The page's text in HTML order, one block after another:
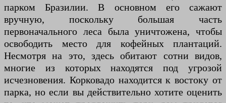
парком Бразилии. В основном его сажают
вручную, поскольку большая часть
первоначального леса была уничтожена, чтобы
освободить место для кофейных плантаций.
Несмотря на это, здесь обитают сотни видов,
многие из которых находятся под угрозой
исчезновения. Корковадо находится к востоку от
парка, но если вы действительно хотите оценить